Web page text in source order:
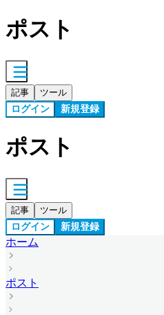
ポスト
記事 ツール
ログイン 新規登録
ポスト
記事 ツール
ログイン 新規登録
ホーム
ポスト